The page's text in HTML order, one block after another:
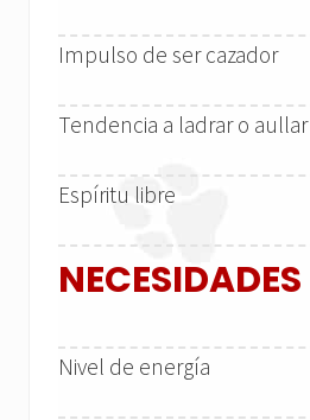
Impulso de ser cazador
Tendencia a ladrar o aullar
Espíritu libre
Nivel de energía